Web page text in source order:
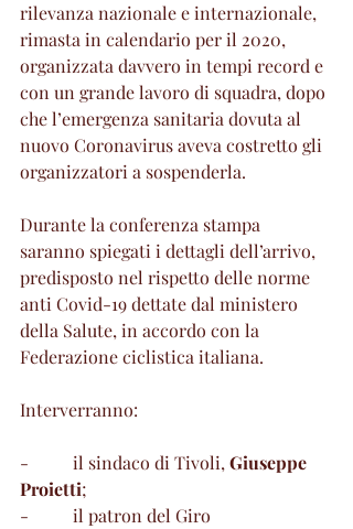
rilevanza nazionale e internazionale,
rimasta in calendario per il 2020,
organizzata davvero in tempi record e
con un grande lavoro di squadra, dopo
che l’emergenza sanitaria dovuta al
nuovo Coronavirus aveva costretto gli
organizzatori a sospenderla.
Durante la conferenza stampa
saranno spiegati i dettagli dell’arrivo,
predisposto nel rispetto delle norme
anti Covid-19 dettate dal ministero
della Salute, in accordo con la
Federazione ciclistica italiana.
Interverranno:
-          il sindaco di Tivoli, Giuseppe
Proietti;
-          il patron del Giro